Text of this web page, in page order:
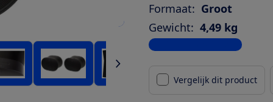
Formaat: Groot
Gewicht: 4,49 kg
Bekijk alle specificaties
Vergelijk dit product